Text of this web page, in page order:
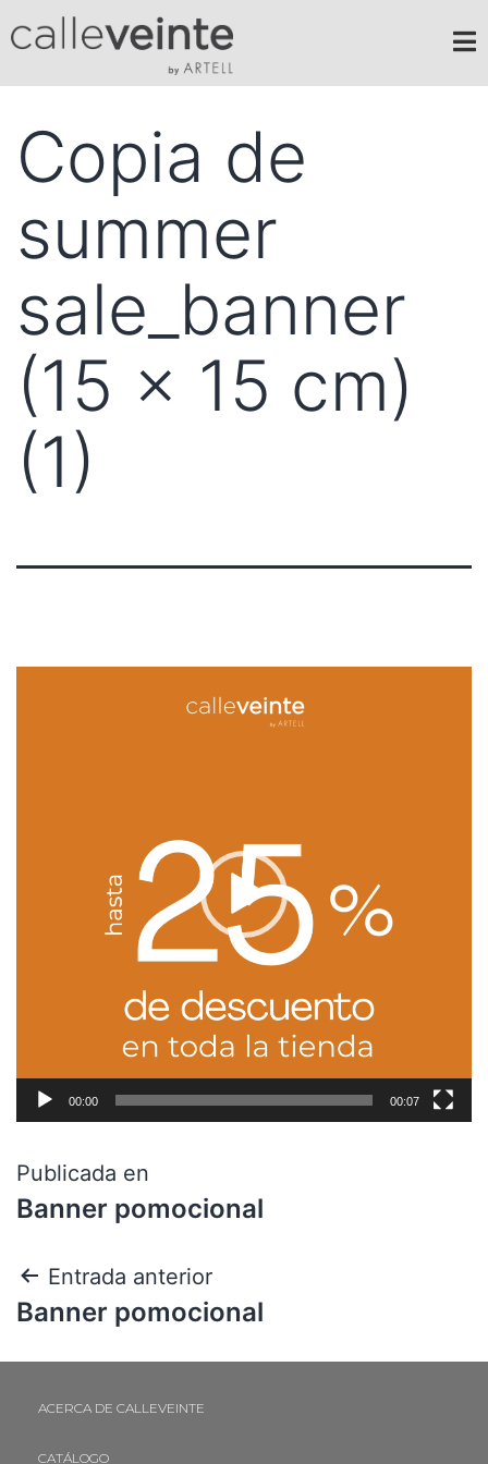
Copia de
summer
sale_banner
(15 x 15 cm)
(1)
00:00 00:07
Publicada en
Banner pomocional
Entrada anterior
Banner pomocional
ACERCA DE CALLEVEINTE
CATÁLOGO